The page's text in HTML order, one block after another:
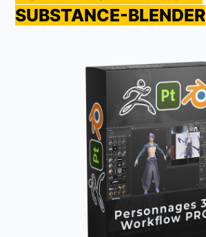
SUBSTANCE-BLENDER